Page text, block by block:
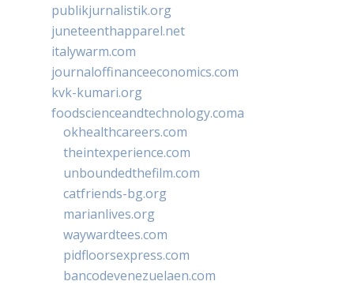
publikjurnalistik.org
juneteenthapparel.net
italywarm.com
journaloffinanceeconomics.com
kvk-kumari.org
foodscienceandtechnology.coma
okhealthcareers.com
theintexperience.com
unboundedthefilm.com
catfriends-bg.org
marianlives.org
waywardtees.com
pidfloorsexpress.com
bancodevenezuelaen.com